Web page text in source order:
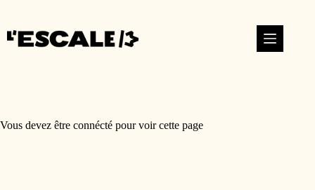
Vous devez être connécté pour voir cette page